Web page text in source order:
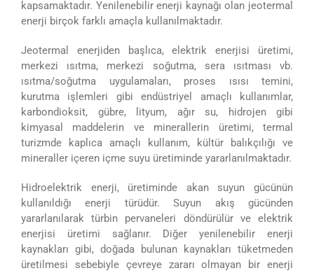
kapsamaktadır. Yenilenebilir enerji kaynağı olan jeotermal
enerji birçok farklı amaçla kullanılmaktadır.
Jeotermal enerjiden başlıca, elektrik enerjisi üretimi,
merkezi ısıtma, merkezi soğutma, sera ısıtması vb.
ısıtma/soğutma uygulamaları, proses ısısı temini,
kurutma işlemleri gibi endüstriyel amaçlı kullanımlar,
karbondioksit, gübre, lityum, ağır su, hidrojen gibi
kimyasal maddelerin ve minerallerin üretimi, termal
turizmde kaplıca amaçlı kullanım, kültür balıkçılığı ve
mineraller içeren içme suyu üretiminde yararlanılmaktadır.
Hidroelektrik enerji, üretiminde akan suyun gücünün
kullanıldığı enerji türüdür. Suyun akış gücünden
yararlanılarak türbin pervaneleri döndürülür ve elektrik
enerjisi üretimi sağlanır. Diğer yenilenebilir enerji
kaynakları gibi, doğada bulunan kaynakları tüketmeden
üretilmesi sebebiyle çevreye zararı olmayan bir enerji